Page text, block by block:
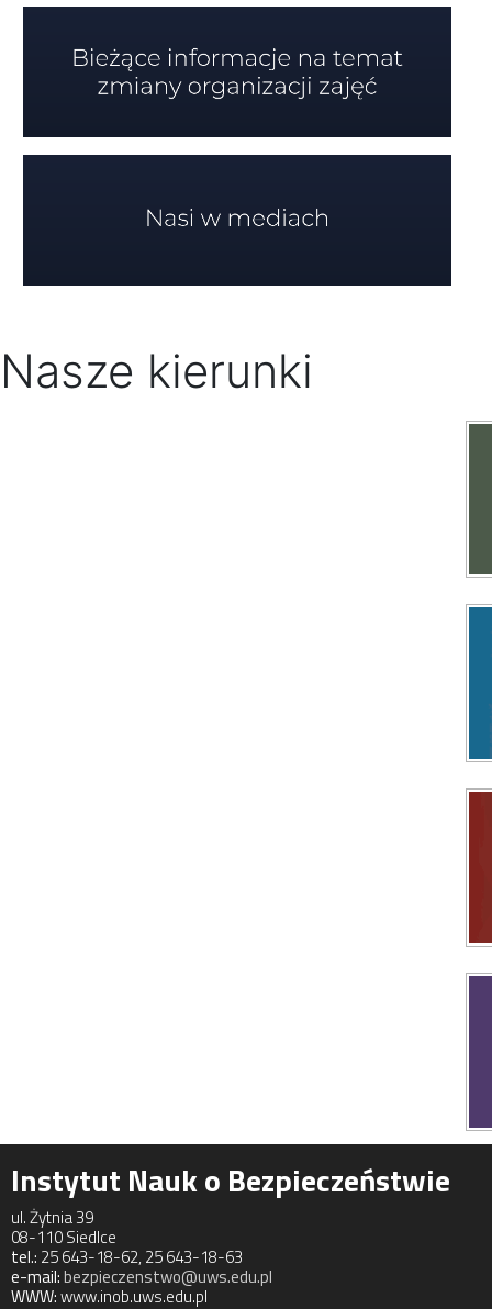
Nasze kierunki
Instytut Nauk o Bezpieczeństwie
ul. Żytnia 39
08-110 Siedlce
tel.: 25 643-18-62, 25 643-18-63
e-mail:bezpieczenstwo@uws.edu.pl
WWW:www.inob.uws.edu.pl